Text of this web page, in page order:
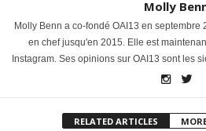
Molly
Molly Benn a co-fondé OAI13 en septembre
en chef jusqu'en 2015. Elle est
Instagram. Ses opinions sur OAI13 sont les
RELATED ARTICLES